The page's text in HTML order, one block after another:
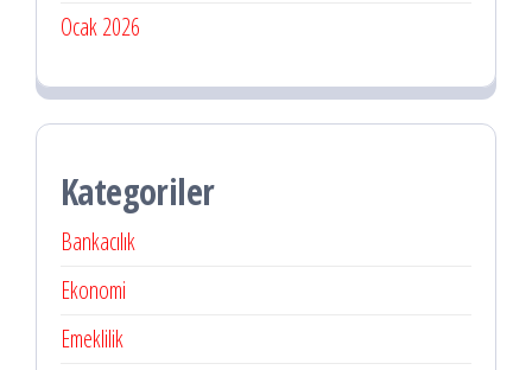
Ocak 2026
Kategoriler
Bankacılık
Ekonomi
Emeklilik